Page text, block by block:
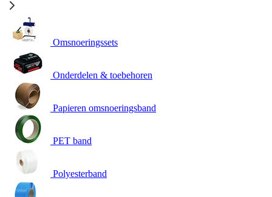
Omsnoeringssets
Onderdelen & toebehoren
Papieren omsnoeringsband
PET band
Polyesterband